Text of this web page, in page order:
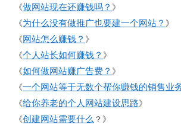
《做网站现在还赚钱吗？ 》
《为什么没有做推广也要建一个网站？ 》
《网站怎么赚钱？ 》
《个人站长如何赚钱？ 》
《如何做网站赚广告费？ 》
《一个网站等于无数个帮你赚钱的销售业
《给你养老的个人网站建设思路》
《创建网站需要什么 ？》